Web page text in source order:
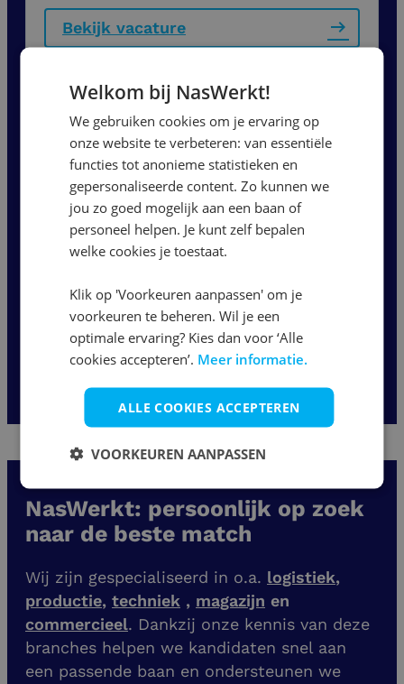
Bekijk vacature
Heftruckchauffeur 4 lepels |
2-ploegen
Leerdam
17,00-20,67per uur
38 - 40 uur
Bekijk vacature
NasWerkt: persoonlijk op zoek
naar de beste match
Wij zijn gespecialiseerd in o.a. logistiek,
productie, techniek , magazijn en
commercieel. Dankzij onze kennis van deze
branches helpen we kandidaten snel aan
een passende baan en ondersteunen we
Welkom bij NasWerkt!
We gebruiken cookies om je ervaring op
onze website te verbeteren: van essentiële
functies tot anonieme statistieken en
gepersonaliseerde content. Zo kunnen we
jou zo goed mogelijk aan een baan of
personeel helpen. Je kunt zelf bepalen
welke cookies je toestaat.
Klik op 'Voorkeuren aanpassen' om je
voorkeuren te beheren. Wil je een
optimale ervaring? Kies dan voor ‘Alle
cookies accepteren’. Meer informatie.
ALLE COOKIES ACCEPTEREN
VOORKEUREN AANPASSEN